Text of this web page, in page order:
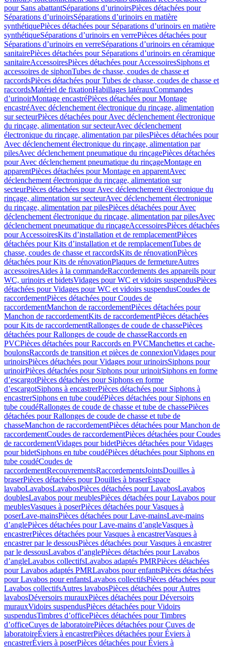
pour Sans abattantSéparations d’urinoirsPièces détachées pour
Séparations d’urinoirsSéparations d’urinoirs en matière
synthétiquePièces détachées pour Séparations d’urinoirs en matière
synthétiqueSéparations d’urinoirs en verrePièces détachées pour
Séparations d’urinoirs en verreSéparations d’urinoirs en céramique
sanitairePièces détachées pour Séparations d’urinoirs en céramique
sanitaireAccessoiresPièces détachées pour AccessoiresSiphons et
accessoires de siphonTubes de chasse, coudes de chasse et
raccordsPièces détachées pour Tubes de chasse, coudes de chasse et
raccordsMatériel de fixationHabillages latérauxCommandes
dʼurinoirMontage encastréPièces détachées pour Montage
encastréAvec déclenchement électronique du rinçage, alimentation
sur secteurPièces détachées pour Avec déclenchement électronique
du rinçage, alimentation sur secteurAvec déclenchement
électronique du rinçage, alimentation par pilesPièces détachées pour
Avec déclenchement électronique du rinçage, alimentation par
pilesAvec déclenchement pneumatique du rinçagePièces détachées
pour Avec déclenchement pneumatique du rinçageMontage en
apparentPièces détachées pour Montage en apparentAvec
déclenchement électronique du rinçage, alimentation sur
secteurPièces détachées pour Avec déclenchement électronique du
rinçage, alimentation sur secteurAvec déclenchement électronique
du rinçage, alimentation par pilesPièces détachées pour Avec
déclenchement électronique du rinçage, alimentation par pilesAvec
déclenchement pneumatique du rinçageAccessoiresPièces détachées
pour AccessoiresKits d’installation et de remplacementPièces
détachées pour Kits d’installation et de remplacementTubes de
chasse, coudes de chasse et raccordsKits de rénovationPièces
détachées pour Kits de rénovationPlaques de fermetureAutres
accessoiresAides à la commandeRaccordements des appareils pour
WC, urinoirs et bidetsVidages pour WC et vidoirs suspendusPièces
détachées pour Vidages pour WC et vidoirs suspendusCoudes de
raccordementPièces détachées pour Coudes de
raccordementManchon de raccordementPièces détachées pour
Manchon de raccordementKits de raccordementPièces détachées
pour Kits de raccordementRallonges de coude de chassePièces
détachées pour Rallonges de coude de chasseRaccords en
PVCPièces détachées pour Raccords en PVCManchettes et cache-
boulonsRaccords de transition et pièces de connexionVidages pour
urinoirsPièces détachées pour Vidages pour urinoirsSiphons pour
urinoirPièces détachées pour Siphons pour urinoirSiphons en forme
d’escargotPièces détachées pour Siphons en forme
d’escargotSiphons à encastrerPièces détachées pour Siphons à
encastrerSiphons en tube coudéPièces détachées pour Siphons en
tube coudéRallonges de coude de chasse et tube de chassePièces
détachées pour Rallonges de coude de chasse et tube de
chasseManchon de raccordementPièces détachées pour Manchon de
raccordementCoudes de raccordementPièces détachées pour Coudes
de raccordementVidages pour bidetPièces détachées pour Vidages
pour bidetSiphons en tube coudéPièces détachées pour Siphons en
tube coudéCoudes de
raccordementRecouvrementsRaccordementsJointsDouilles à
braserPièces détachées pour Douilles à braserEspace
lavaboLavabosLavabosPièces détachées pour LavabosLavabos
doublesLavabos pour meublesPièces détachées pour Lavabos pour
meublesVasques à poserPièces détachées pour Vasques à
poserLave-mainsPièces détachées pour Lave-mainsLave-mains
d’anglePièces détachées pour Lave-mains d’angleVasques à
encastrerPièces détachées pour Vasques à encastrerVasques à
encastrer par le dessousPièces détachées pour Vasques à encastrer
par le dessousLavabos d’anglePièces détachées pour Lavabos
d’angleLavabos collectifsLavabos adaptés PMRPièces détachées
pour Lavabos adaptés PMRLavabos pour enfantsPièces détachées
pour Lavabos pour enfantsLavabos collectifsPièces détachées pour
Lavabos collectifsAutres lavabosPièces détachées pour Autres
lavabosDéversoirs murauxPièces détachées pour Déversoirs
murauxVidoirs suspendusPièces détachées pour Vidoirs
suspendusTimbres dʼofficePièces détachées pour Timbres
dʼofficeCuves de laboratoirePièces détachées pour Cuves de
laboratoireÉviers à encastrerPièces détachées pour Éviers à
encastrerÉviers à poserPièces détachées pour Éviers à